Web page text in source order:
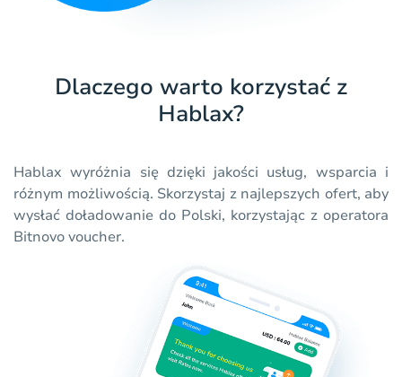
Dlaczego warto korzystać z
Hablax?
Hablax wyróżnia się dzięki jakości usług, wsparcia i
różnym możliwością. Skorzystaj z najlepszych ofert, aby
wysłać doładowanie do Polski, korzystając z operatora
Bitnovo voucher.